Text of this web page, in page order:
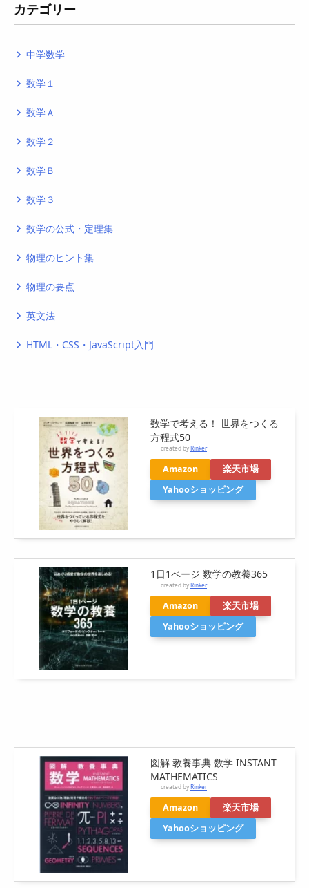
カテゴリー
navigate_next 中学数学
navigate_next 数学１
navigate_next 数学Ａ
navigate_next 数学２
navigate_next 数学Ｂ
navigate_next 数学３
navigate_next 数学の公式・定理集
navigate_next 物理のヒント集
navigate_next 物理の要点
navigate_next 英文法
navigate_next HTML・CSS・JavaScript入門
数学で考える！ 世界をつくる
方程式50
created by Rinker
Amazon
楽天市場
Yahooショッピング
1日1ページ 数学の教養365
created byRinker
Amazon
楽天市場
Yahooショッピング
図解 教養事典 数学 INSTANT
MATHEMATICS
created byRinker
Amazon
楽天市場
Yahooショッピング